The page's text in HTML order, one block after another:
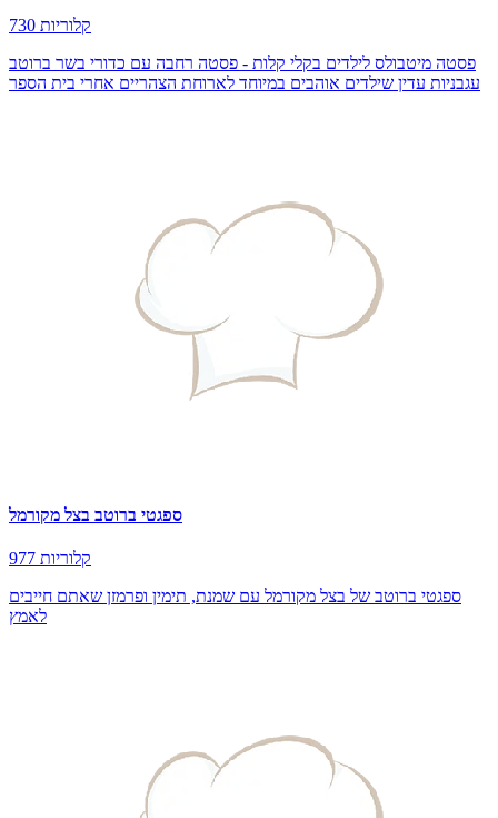
730 קלוריות
פסטה מיטבולס לילדים בקלי קלות - פסטה רחבה עם כדורי בשר ברוטב
עגבניות עדין שילדים אוהבים במיוחד לארוחת הצהריים אחרי בית הספר
ספגטי ברוטב בצל מקורמל
977 קלוריות
ספגטי ברוטב של בצל מקורמל עם שמנת, תימין ופרמזן שאתם חייבים
לאמץ